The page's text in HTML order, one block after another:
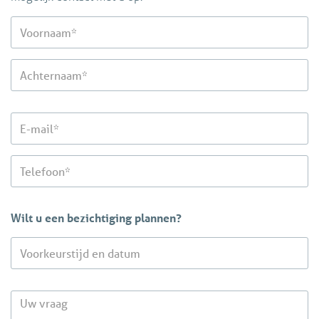
3. Werkgeversverklaring, 3 recente loonstroken en
bankafschrift waarop het laatst gestorte loon is vermeld
3. Bij zelfstandig ondernemer: uittreksel KvK, winst- en
verliesrekening afgelopen 2 jaar, meest recente IB60
wij tevens graag een verhuurdersverklaring
wij tevens graag een verklaring hypotheekhouder,
eventueel een (ver)koopakte en de jaaropgave van uw
6. Verklaring UWV inzake arbeidsverleden en laatst
genoten inkomen, op te vragen met uw DigiD-code.
Indien de verhuurder akkoord gaat zullen wij een
Onroerende Zaken. Wij zullen deze per email aan u
Wilt u een bezichtiging plannen?